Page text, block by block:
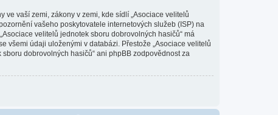
vaší zemi, zákony v zemi, kde sídlí „Asociace velitelů
vašeho poskytovatele internetových služeb (ISP) na
velitelů jednotek sboru dobrovolných hasičů“ má
všemi údaji uloženými v databázi. Přestože „Asociace velitelů
dobrovolných hasičů“ ani phpBB zodpovědnost za